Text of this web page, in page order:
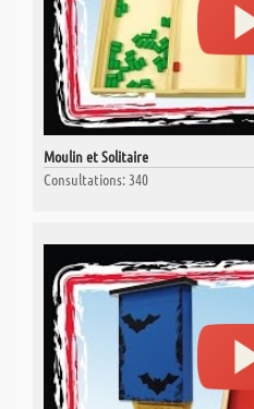
Moulin et Solitaire
Consultations: 340